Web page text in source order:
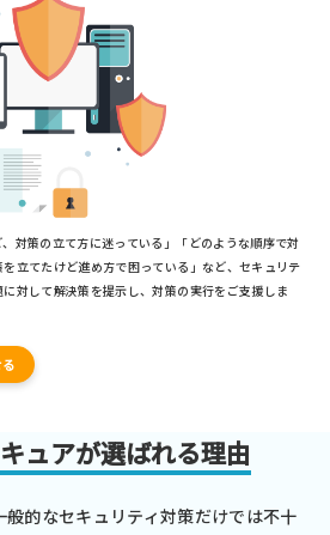
、対策の立て方に迷っている」「どのような順序で対
立てたけど進め方で困っている」など、セキュリテ
対して解決策を提示し、対策の実行をご支援しま
ュアが選ばれる理由
的なセキュリティ対策だけでは不十